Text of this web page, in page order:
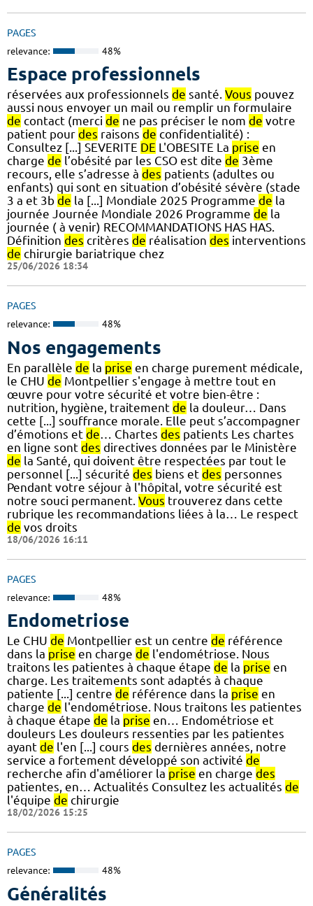
PAGES
relevance: 48%
Espace professionnels
réservées aux professionnels de santé. Vous pouvez
aussi nous envoyer un mail ou remplir un formulaire
de contact (merci de ne pas préciser le nom de votre
patient pour des raisons de confidentialité) :
Consultez [...] SEVERITE DE L'OBESITE La prise en
charge de l’obésité par les CSO est dite de 3ème
recours, elle s’adresse à des patients (adultes ou
enfants) qui sont en situation d’obésité sévère (stade
3 a et 3b de la [...] Mondiale 2025 Programme de la
journée Journée Mondiale 2026 Programme de la
journée ( à venir) RECOMMANDATIONS HAS HAS.
Définition des critères de réalisation des interventions
de chirurgie bariatrique chez
25/06/2026 18:34
PAGES
relevance: 48%
Nos engagements
En parallèle de la prise en charge purement médicale,
le CHU de Montpellier s'engage à mettre tout en
œuvre pour votre sécurité et votre bien-être :
nutrition, hygiène, traitement de la douleur… Dans
cette [...] souffrance morale. Elle peut s’accompagner
d’émotions et de … Chartes des patients Les chartes
en ligne sont des directives données par le Ministère
de la Santé, qui doivent être respectées par tout le
personnel [...] sécurité des biens et des personnes
Pendant votre séjour à l'hôpital, votre sécurité est
notre souci permanent. Vous trouverez dans cette
rubrique les recommandations liées à la… Le respect
de vos droits
18/06/2026 16:11
PAGES
relevance: 48%
Endometriose
Le CHU de Montpellier est un centre de référence
dans la prise en charge de l'endométriose. Nous
traitons les patientes à chaque étape de la prise en
charge. Les traitements sont adaptés à chaque
patiente [...] centre de référence dans la prise en
charge de l'endométriose. Nous traitons les patientes
à chaque étape de la prise en… Endométriose et
douleurs Les douleurs ressenties par les patientes
ayant de l'en [...] cours des dernières années, notre
service a fortement développé son activité de
recherche afin d'améliorer la prise en charge des
patientes, en… Actualités Consultez les actualités de
l'équipe de chirurgie
18/02/2026 15:25
PAGES
relevance: 48%
Généralités